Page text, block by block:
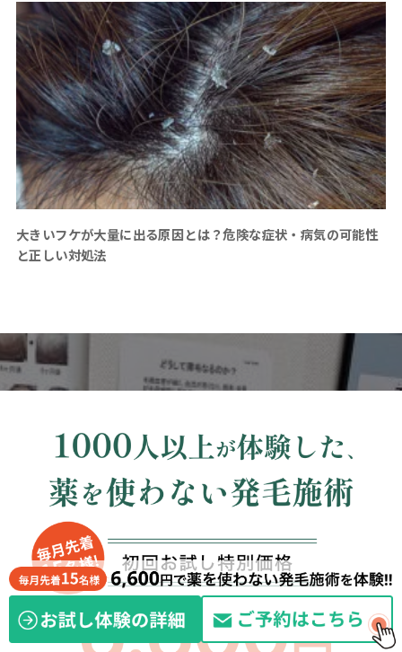
大きいフケが大量に出る原因とは？危険な症状・病気の可能性
と正しい対処法